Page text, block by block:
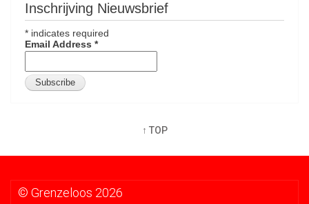
Inschrijving Nieuwsbrief
* indicates required
Email Address *
↑ TOP
© Grenzeloos 2026